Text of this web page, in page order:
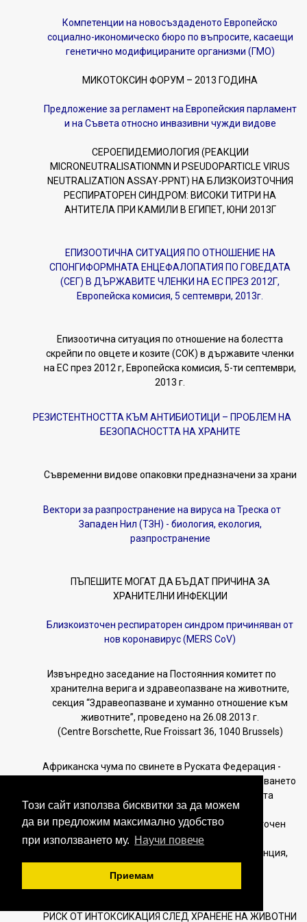
Този сайт използва бисквитки за да можем
да ви предложим максимално удобство
при използването му. Научи повече
Приемам
Компетенции на новосъздаденото Европейско
социално-икономическо бюро по въпросите, касаещи
генетично модифицираните организми (ГМО)
МИКОТОКСИН ФОРУМ – 2013 ГОДИНА
Предложение за регламент на Европейския парламент
и на Съвета относно инвазивни чужди видове
СЕРОЕПИДЕМИОЛОГИЯ (РЕАКЦИИ
MICRONEUTRALISATIONMN И PSEUDOPARTICLE VIRUS
NEUTRALIZATION ASSAY-PPNT) НА БЛИЗКОИЗТОЧНИЯ
РЕСПИРАТОРЕН СИНДРОМ: ВИСОКИ ТИТРИ НА
АНТИТЕЛА ПРИ КАМИЛИ В ЕГИПЕТ, ЮНИ 2013Г
ЕПИЗООТИЧНА СИТУАЦИЯ ПО ОТНОШЕНИЕ НА
СПОНГИФОРМНАТА ЕНЦЕФАЛОПАТИЯ ПО ГОВЕДАТА
(СЕГ) В ДЪРЖАВИТЕ ЧЛЕНКИ НА ЕС ПРЕЗ 2012Г,
Европейска комисия, 5 септември, 2013г.
Епизоотична ситуация по отношение на болестта
скрейпи по овцете и козите (СОК) в държавите членки
на ЕС през 2012 г, Европейска комисия, 5-ти септември,
2013 г.
РЕЗИСТЕНТНОСТТА КЪМ АНТИБИОТИЦИ – ПРОБЛЕМ НА
БЕЗОПАСНОСТТА НА ХРАНИТЕ
Съвременни видове опаковки предназначени за храни
Вектори за разпространение на вируса на Треска от
Западен Нил (ТЗН) - биология, екология,
разпространение
ПЪПЕШИТЕ МОГАТ ДА БЪДАТ ПРИЧИНА ЗА
ХРАНИТЕЛНИ ИНФЕКЦИИ
Близкоизточен респираторен синдром причиняван от
нов коронавирус (MERS CoV)
Извънредно заседание на Постоянния комитет по
хранителна верига и здравеопазване на животните,
секция “Здравеопазване и хуманно отношение към
животните”, проведено на 26.08.2013 г.
(Centre Borschette, Rue Froissart 36, 1040 Brussels)
Африканска чума по свинете в Руската Федерация -
рискови фактори за разпространение на заболяването
в други страни от Европа и извън континента
Проучване върху вносен случай на Близкоизточен
респираторен
синдром (коронавирус-MERS-COV) във Флоренция,
РИСК ОТ ИНТОКСИКАЦИЯ СЛЕД ХРАНЕНЕ НА ЖИВОТНИ